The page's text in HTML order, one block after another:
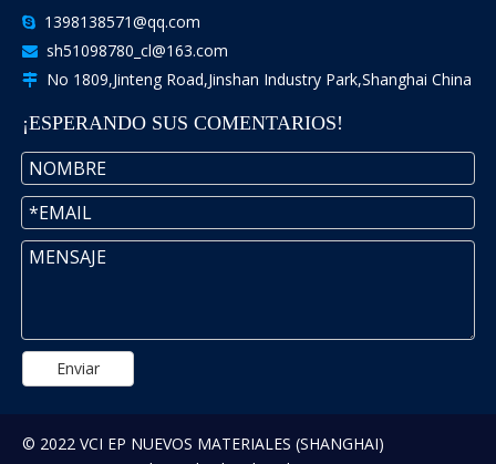
 1398138571@qq.com
 sh51098780_cl@163.com
 No 1809,Jinteng Road,Jinshan Industry Park,Shanghai China
¡ESPERANDO SUS COMENTARIOS!
Enviar
© 2022 VCI EP NUEVOS MATERIALES (SHANGHAI)